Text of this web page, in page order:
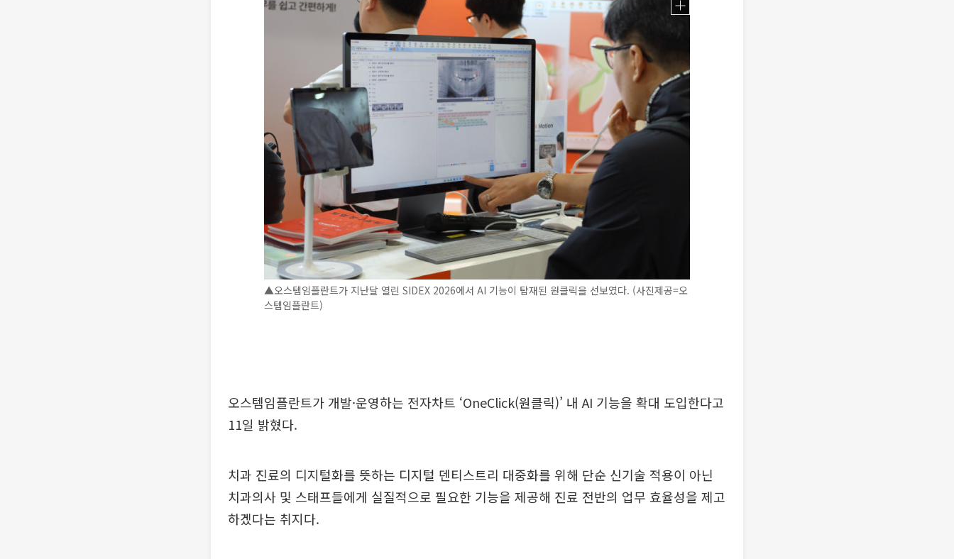
▲오스템임플란트가 지난달 열린 SIDEX 2026에서 AI 기능이 탑재된 원클릭을 선보였다. (사진제공=오
스템임플란트)
오스템임플란트가 개발·운영하는 전자차트 ‘OneClick(원클릭)’ 내 AI 기능을 확대 도입한다고
11일 밝혔다.
치과 진료의 디지털화를 뜻하는 디지털 덴티스트리 대중화를 위해 단순 신기술 적용이 아닌
치과의사 및 스태프들에게 실질적으로 필요한 기능을 제공해 진료 전반의 업무 효율성을 제고
하겠다는 취지다.